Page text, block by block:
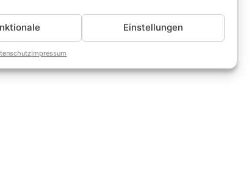
Einstellungen
Impressum